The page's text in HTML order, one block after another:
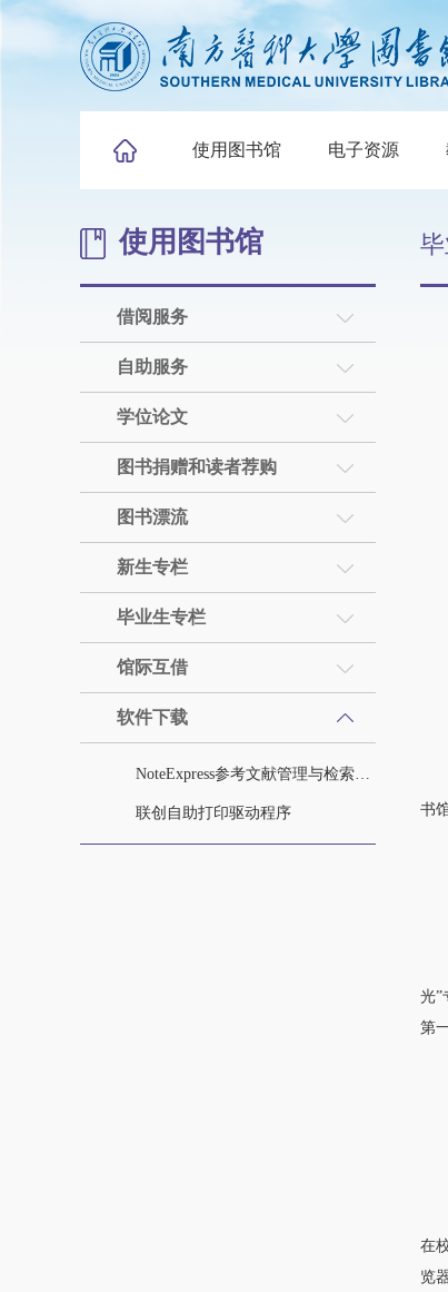
使用图书馆 电子资源
使用图书馆
借阅服务
自助服务
学位论文
图书捐赠和读者荐购
图书漂流
新生专栏
毕业生专栏
馆际互借
软件下载
NoteExpress参考文献管理与检索系统
联创自助打印驱动程序
不
还
图
不
图
书
电
活
大
光”
第
l
l
l
l
你
在
览